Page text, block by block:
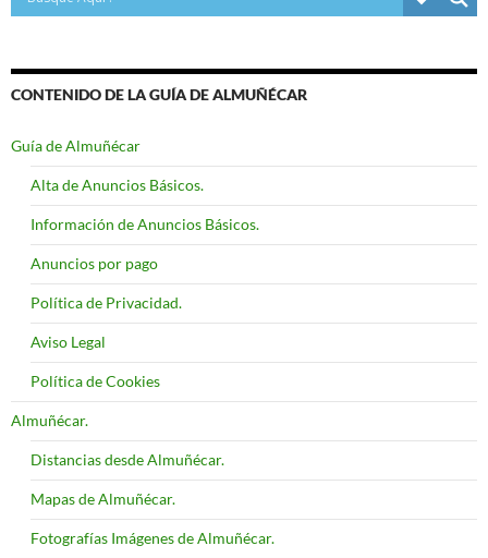
CONTENIDO DE LA GUÍA DE ALMUÑÉCAR
Guía de Almuñécar
Alta de Anuncios Básicos.
Información de Anuncios Básicos.
Anuncios por pago
Política de Privacidad.
Aviso Legal
Política de Cookies
Almuñécar.
Distancias desde Almuñécar.
Mapas de Almuñécar.
Fotografías Imágenes de Almuñécar.